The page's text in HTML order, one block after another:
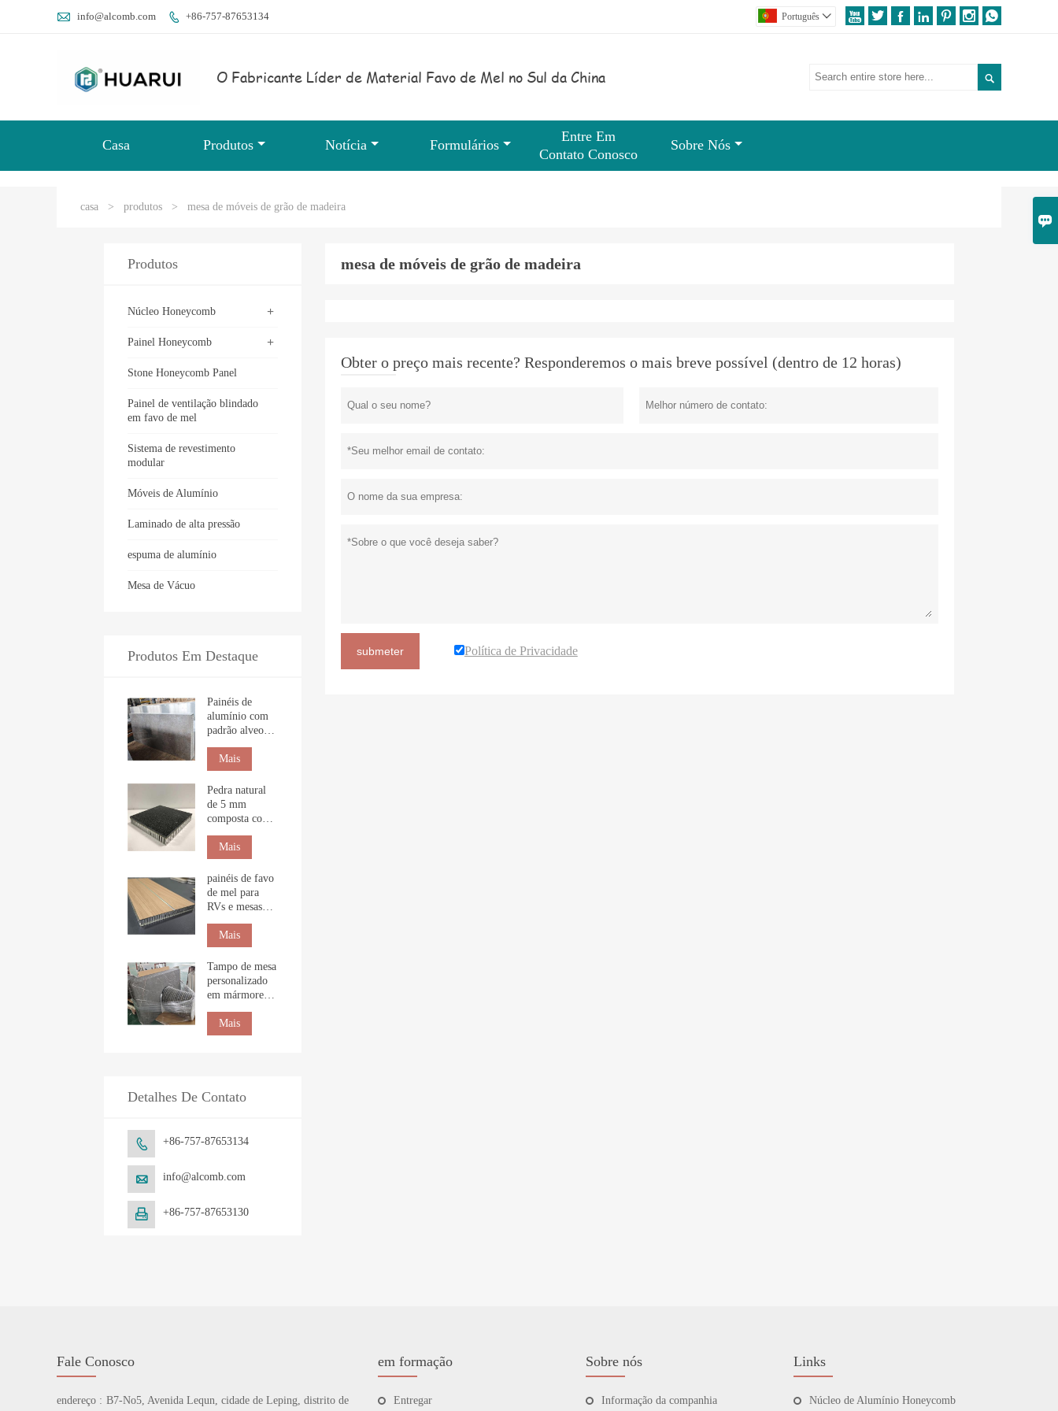

 info@alcomb.com  +86-757-87653134       
Português 
O Fabricante Líder de Material Favo de Mel no Sul da China 
Casa Produtos Notícia Formulários
Entre Em
Contato Conosco
Sobre Nós
casa > produtos > mesa de móveis de grão de madeira
mesa de móveis de grão de madeira
Obter o preço mais recente? Responderemos o mais breve possível (dentro de 12 horas)
submeter Política de Privacidade
Produtos
+
Núcleo Honeycomb
+
Painel Honeycomb
Stone Honeycomb Panel
Painel de ventilação blindado
em favo de mel
Sistema de revestimento
modular
Móveis de Alumínio
Laminado de alta pressão
espuma de alumínio
Mesa de Vácuo
Produtos Em Destaque
Painéis de
alumínio com
padrão alveolar
e textura de
pedra para
revestimento de
interiores.
Mais
Pedra natural
de 5 mm
composta com
painel alveolar
para construção
Mais
painéis de favo
de mel para
RVs e mesas
marítimas
Mais
Tampo de mesa
personalizado
em mármore
natural com
favo de mel
Mais
Detalhes De Contato
 +86-757-87653134
 info@alcomb.com
 +86-757-87653130
Fale Conosco
endereço : B7-No5, Avenida Lequn, cidade de Leping, distrito de
em formação
Entregar
Sobre nós
Informação da companhia
Links
Núcleo de Alumínio Honeycomb